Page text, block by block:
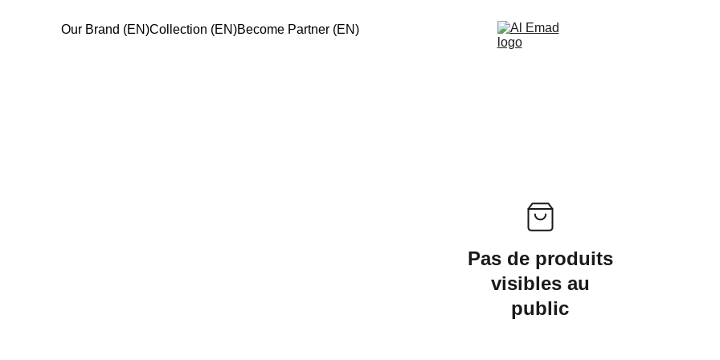
Our Brand (EN)Collection (EN)Become Partner (EN)
Pas de produits
visibles au
public